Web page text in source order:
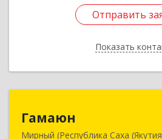
Отправить
Показать
Отправить
Назад
Гамаюн
Мирный (Республика Саха